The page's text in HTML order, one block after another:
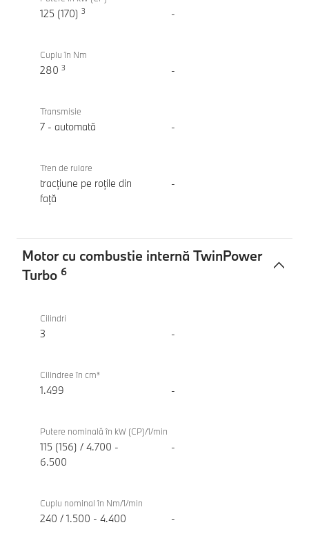
125 (170) 3 -
Cuplu în Nm
280 3 -
Transmisie
7 - automată -
Tren de rulare
tracțiune pe roțile din
față
-
Motor cu combustie internă TwinPower
Turbo 6
combustie
Turbo
220
Gran
Cilindri
3 -
Cilindree în cm³
1.499 -
Putere nominală în kW (CP)/1/min
115 (156) / 4.700 -
6.500
-
Cuplu nominal în Nm/1/min
240 / 1.500 - 4.400 -